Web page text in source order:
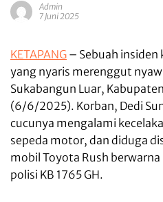
Admin
7 Juni 2025
KETAPANG – Sebuah insiden
yang nyaris merenggut
Sukabangun Luar,
(6/6/2025). Korban, Dedi
cucunya mengalami
sepeda motor, dan diduga
mobil Toyota Rush
polisi KB 1765 GH.